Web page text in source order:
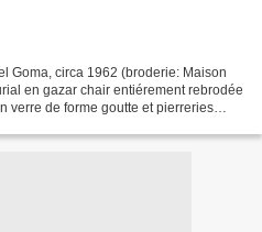
Goma, circa 1962 (broderie: Maison
en gazar chair entiérement rebrodée
verre de forme goutte et pierreries